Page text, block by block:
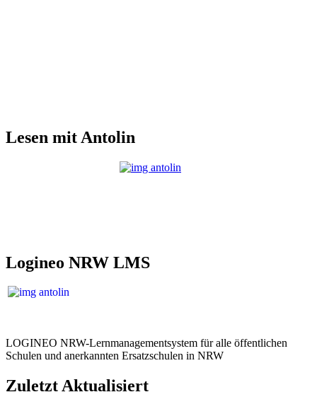
Lesen mit Antolin
Logineo NRW LMS
LOGINEO NRW-Lernmanagementsystem für alle öffentlichen
Schulen und anerkannten Ersatzschulen in NRW
Zuletzt Aktualisiert